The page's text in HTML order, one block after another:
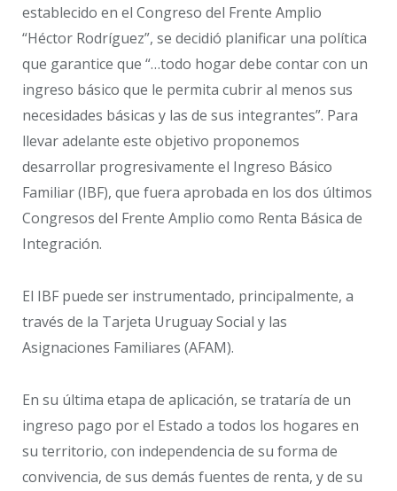
establecido en el Congreso del Frente Amplio
“Héctor Rodríguez”, se decidió planificar una política
que garantice que “…todo hogar debe contar con un
ingreso básico que le permita cubrir al menos sus
necesidades básicas y las de sus integrantes”. Para
llevar adelante este objetivo proponemos
desarrollar progresivamente el Ingreso Básico
Familiar (IBF), que fuera aprobada en los dos últimos
Congresos del Frente Amplio como Renta Básica de
Integración.
El IBF puede ser instrumentado, principalmente, a
través de la Tarjeta Uruguay Social y las
Asignaciones Familiares (AFAM).
En su última etapa de aplicación, se trataría de un
ingreso pago por el Estado a todos los hogares en
su territorio, con independencia de su forma de
convivencia, de sus demás fuentes de renta, y de su